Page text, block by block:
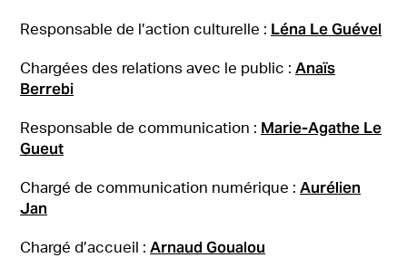
Responsable de l’action culturelle : Léna Le Guével
Chargées des relations avec le public : Anaïs
Berrebi
Responsable de communication : Marie-Agathe Le
Gueut
Chargé de communication numérique : Aurélien
Jan
Chargé d’accueil : Arnaud Goualou